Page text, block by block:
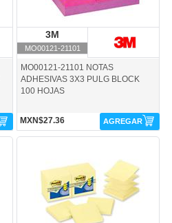
3M
MO00121-21101
MO00121-21101 NOTAS
ADHESIVAS 3X3 PULG BLOCK
100 HOJAS
MXN$27.36 AGREGAR